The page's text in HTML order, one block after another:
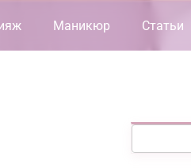
Маникюр Статьи